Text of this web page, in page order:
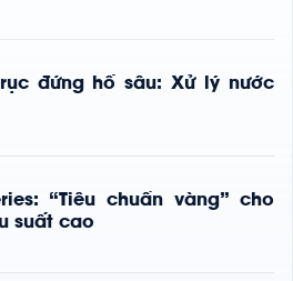
đứng hố sâu: Xử lý nước
“Tiêu chuẩn vàng” cho
suất cao